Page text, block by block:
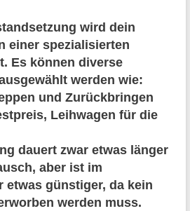
wird dein
einer spezialisierten
Es können diverse
werden wie:
und Zurückbringen
Leihwagen für die
dauert zwar etwas länger
aber ist im
günstiger, da kein
werden muss.